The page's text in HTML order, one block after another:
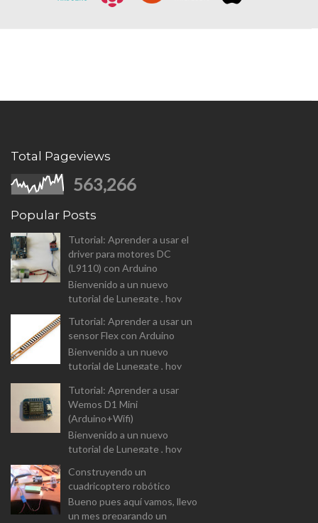
Total Pageviews
563,266
Popular Posts
Tutorial: Aprender a usar el
driver para motores DC
(L9110) con Arduino
Bienvenido a un nuevo
tutorial de Lunegate , hoy
controlar motores DC (L9110
Dual-Chanel H-Bridge). I...
Tutorial: Aprender a usar un
sensor Flex con Arduino
Bienvenido a un nuevo
tutorial de Lunegate , hoy
componente un tanto
diferente, y que las
aplicaciones estarán...
Tutorial: Aprender a usar
Wemos D1 Mini
(Arduino+Wifi)
Bienvenido a un nuevo
tutorial de Lunegate , hoy
Arduino equipado con un
modulo Wifi. El Wemos D1
Mini v...
Construyendo un
cuadricoptero robótico
Bueno pues aquí vamos, llevo
un mes preparando un